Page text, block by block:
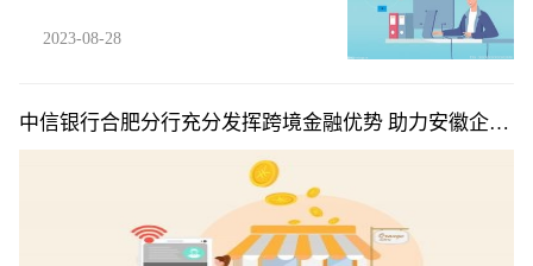
2023-08-28
中信银行合肥分行充分发挥跨境金融优势 助力安徽企业
“走出去”